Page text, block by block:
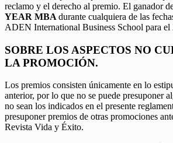
reclamo y el derecho al premio. El ganador
YEAR MBA durante cualquiera de las
ADEN International Business School para el
SOBRE LOS ASPECTOS NO
LA PROMOCIÓN.
Los premios consisten únicamente en lo
anterior, por lo que no se puede presuponer
no sean los indicados en el presente
presuponer premios de otras promociones
Revista Vida y Éxito.